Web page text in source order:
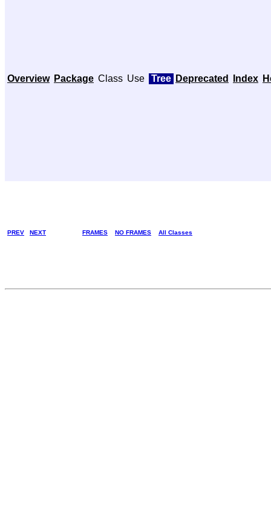
Overview Package Class Use Tree Deprecated Index
PREV NEXT FRAMES NO FRAMES All Classes